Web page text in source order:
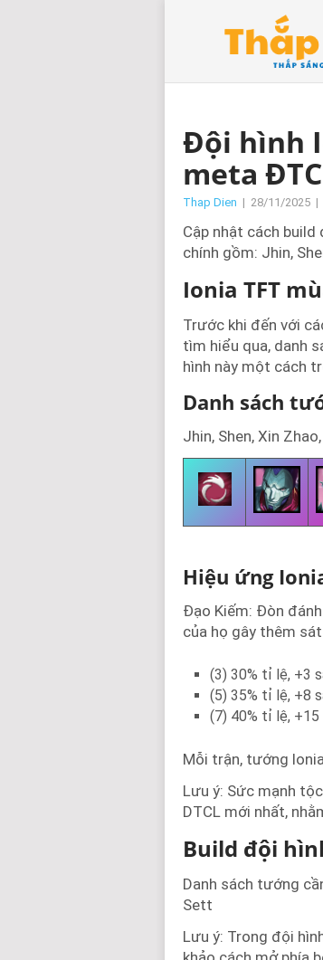
Đội hình
meta
Thap Dien | 28/11/2025 |
Cập nhật cách
chính gồm: Jhin,
Ionia TFT
Trước khi đến với
tìm hiểu qua, danh
hình này một cách
Danh sách
Jhin, Shen, Xin
Hiệu ứng
Đạo Kiếm: Đòn
của họ gây thêm
(3) 30% tỉ lệ, +3
(5) 35% tỉ lệ, +8
(7) 40% tỉ lệ,
Mỗi trận, tướng
Lưu ý: Sức mạnh
DTCL mới nhất,
Build đội
Danh sách tướng
Sett
Lưu ý: Trong đội